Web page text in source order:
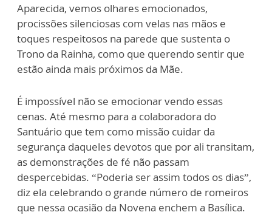
Aparecida, vemos olhares emocionados,
procissões silenciosas com velas nas mãos e
toques respeitosos na parede que sustenta o
Trono da Rainha, como que querendo sentir que
estão ainda mais próximos da Mãe.
É impossível não se emocionar vendo essas
cenas. Até mesmo para a colaboradora do
Santuário que tem como missão cuidar da
segurança daqueles devotos que por ali transitam,
as demonstrações de fé não passam
despercebidas. “Poderia ser assim todos os dias”,
diz ela celebrando o grande número de romeiros
que nessa ocasião da Novena enchem a Basílica.